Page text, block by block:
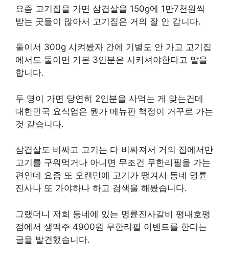
요즘 고기집을 가면 삼겹살을 150g에 1만7천원씩
받는 곳들이 많아서 고기집은 거의 잘 안 갑니다.
둘이서 300g 시켜봤자 간에 기별도 안 가고 고기집
에서도 둘이면 기본 3인분은 시키셔야한다고 말을
합니다.
두 명이 가면 당연히 2인분을 사먹는 게 맞는건데
대한민국 요식업은 뭔가 메뉴판 책정이 거꾸로 가는
것 같습니다.
삼겹살도 비싸고 고기는 다 비싸져서 거의 집에서만
고기를 구워먹거나 아니면 무조건 무한리필을 가는
편인데 요즘 또 오랜만에 고기가 땡겨서 동네 명륜
진사나 또 가야하나 하고 검색을 해봤습니다.
그랬더니 저희 동네에 있는 명륜진사갈비 평내호평
점에서 생맥주 4900원 무한리필 이벤트를 한다는
글을 발견했습니다.